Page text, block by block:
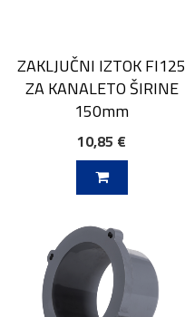
ZAKLJUČNI IZTOK FI125
ZA KANALETO ŠIRINE
150mm
10,85 €